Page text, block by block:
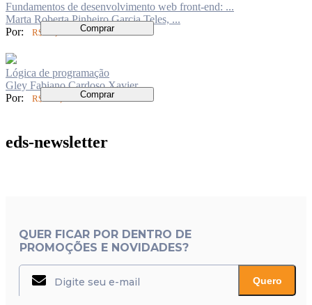
Fundamentos de desenvolvimento web front-end: ...
Marta Roberta Pinheiro Garcia Teles, ...
Por:
R$ 70,00 Comprar
Lógica de programação
Gley Fabiano Cardoso Xavier
Por:
R$ 260,00 Comprar
eds-newsletter
QUER FICAR POR DENTRO DE
PROMOÇÕES E NOVIDADES?
Quero